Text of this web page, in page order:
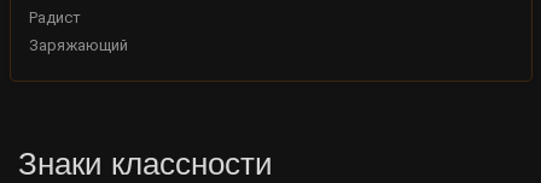
Радист
Заряжающий
Знаки классности